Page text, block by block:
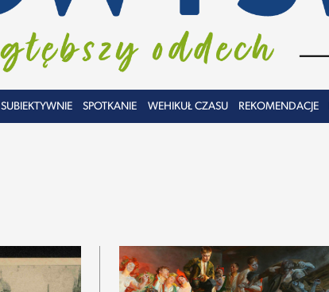
SUBIEKTYWNIE SPOTKANIE WEHIKUŁ CZASU REKOMENDACJE